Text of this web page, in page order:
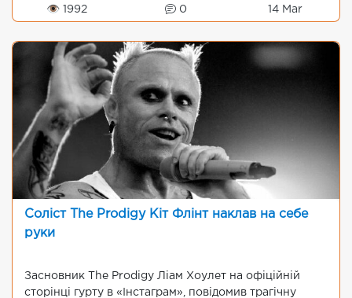
👁 1992 0 14 Mar
Соліст The Prodigy Кіт Флінт наклав на себе
руки
Засновник The Prodigy Ліам Хоулет на офіційній
сторінці гурту в «Інстаграм», повідомив трагічну